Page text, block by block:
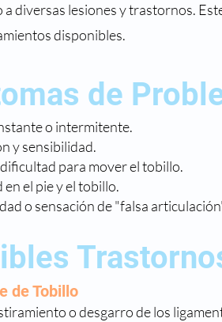
diversas lesiones y trastornos.
disponibles.
de
o intermitente.
y sensibilidad.
dificultad para mover el tobillo.
el pie y el tobillo.
o sensación de "falsa
de Tobillo
o desgarro de los